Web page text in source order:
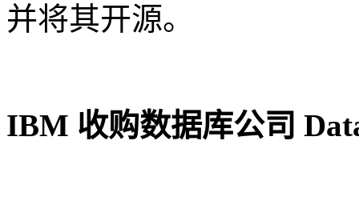
并将其开源。
IBM 收购数据库公司